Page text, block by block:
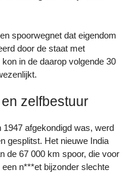
spoorwegnet dat eigendom
door de staat met
in de daarop volgende 30
zelfbestuur
1947 afgekondigd was, werd
gesplitst. Het nieuwe India
de 67 000 km spoor, die voor
n***et bijzonder slechte